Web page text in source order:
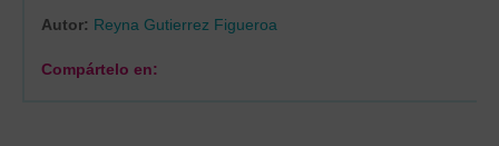
Autor: Reyna Gutierrez Figueroa
Compártelo en: